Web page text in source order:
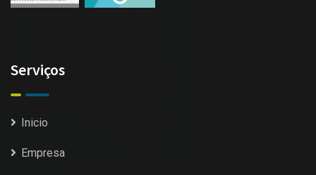
Serviços
Inicio
Empresa